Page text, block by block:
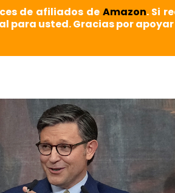
de afiliados de Amazon. Si
para usted. Gracias por